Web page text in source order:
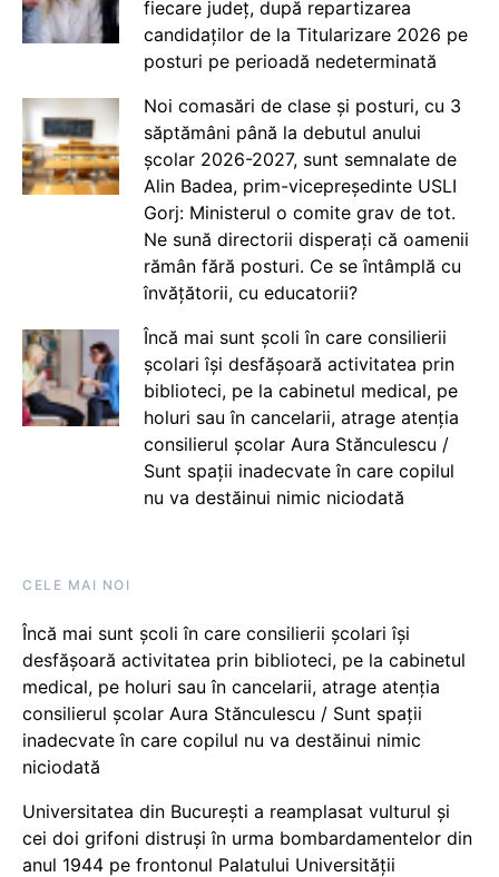
fiecare județ, după repartizarea
candidaților de la Titularizare 2026 pe
posturi pe perioadă nedeterminată
Noi comasări de clase și posturi, cu 3
săptămâni până la debutul anului
școlar 2026-2027, sunt semnalate de
Alin Badea, prim-vicepreședinte USLI
Gorj: Ministerul o comite grav de tot.
Ne sună directorii disperați că oamenii
rămân fără posturi. Ce se întâmplă cu
învățătorii, cu educatorii?
Încă mai sunt școli în care consilierii
școlari își desfășoară activitatea prin
biblioteci, pe la cabinetul medical, pe
holuri sau în cancelarii, atrage atenția
consilierul școlar Aura Stănculescu /
Sunt spații inadecvate în care copilul
nu va destăinui nimic niciodată
CELE MAI NOI
Încă mai sunt școli în care consilierii școlari își
desfășoară activitatea prin biblioteci, pe la cabinetul
medical, pe holuri sau în cancelarii, atrage atenția
consilierul școlar Aura Stănculescu / Sunt spații
inadecvate în care copilul nu va destăinui nimic
niciodată
Universitatea din București a reamplasat vulturul și
cei doi grifoni distruși în urma bombardamentelor din
anul 1944 pe frontonul Palatului Universității